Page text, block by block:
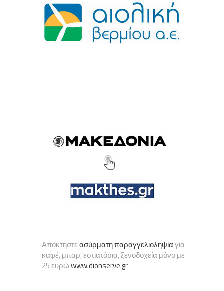
Αποκτήστεασύρματη παραγγελιοληψίαγια
καφέ, μπαρ, εστιατόρια, ξενοδοχεία μόνο με
25 ευρώwww.dionserve.gr